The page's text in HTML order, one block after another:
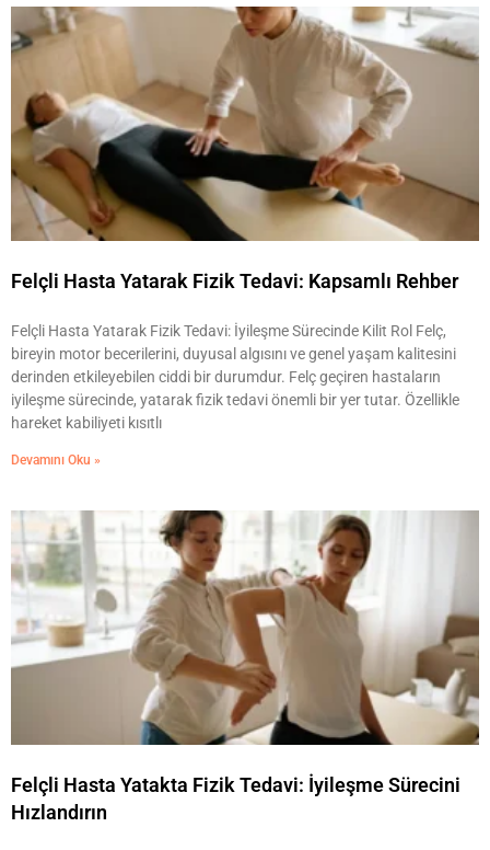
Felçli Hasta Yatarak Fizik Tedavi: Kapsamlı Rehber
Felçli Hasta Yatarak Fizik Tedavi: İyileşme Sürecinde Kilit Rol Felç,
bireyin motor becerilerini, duyusal algısını ve genel yaşam kalitesini
derinden etkileyebilen ciddi bir durumdur. Felç geçiren hastaların
iyileşme sürecinde, yatarak fizik tedavi önemli bir yer tutar. Özellikle
hareket kabiliyeti kısıtlı
Devamını Oku »
Felçli Hasta Yatakta Fizik Tedavi: İyileşme Sürecini
Hızlandırın